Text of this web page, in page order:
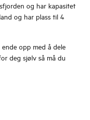
og har kapasitet
og har plass til 4
opp med å dele
deg sjølv så må du